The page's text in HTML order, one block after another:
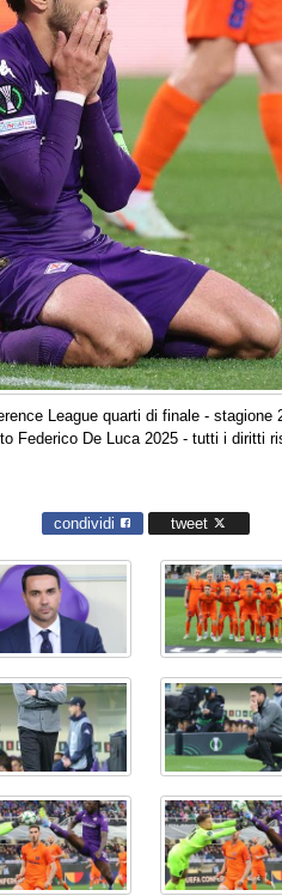
League quarti di finale -
Federico De Luca 2025 - tutti i diritti
condividi tweet